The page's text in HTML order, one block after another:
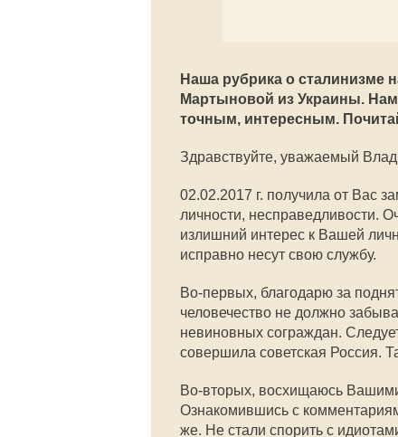
Наша рубрика о сталинизме
Мартыновой из Украины.
точным, интересным.
Здравствуйте, уважаемый
02.02.2017 г. получила от Вас
личности, несправедливости.
излишний интерес к Вашей
исправно несут свою службу.
Во-первых, благодарю за
человечество не должно
невиновных сограждан.
совершила советская Россия.
Во-вторых, восхищаюсь
Ознакомившись с
же. Не стали спорить с